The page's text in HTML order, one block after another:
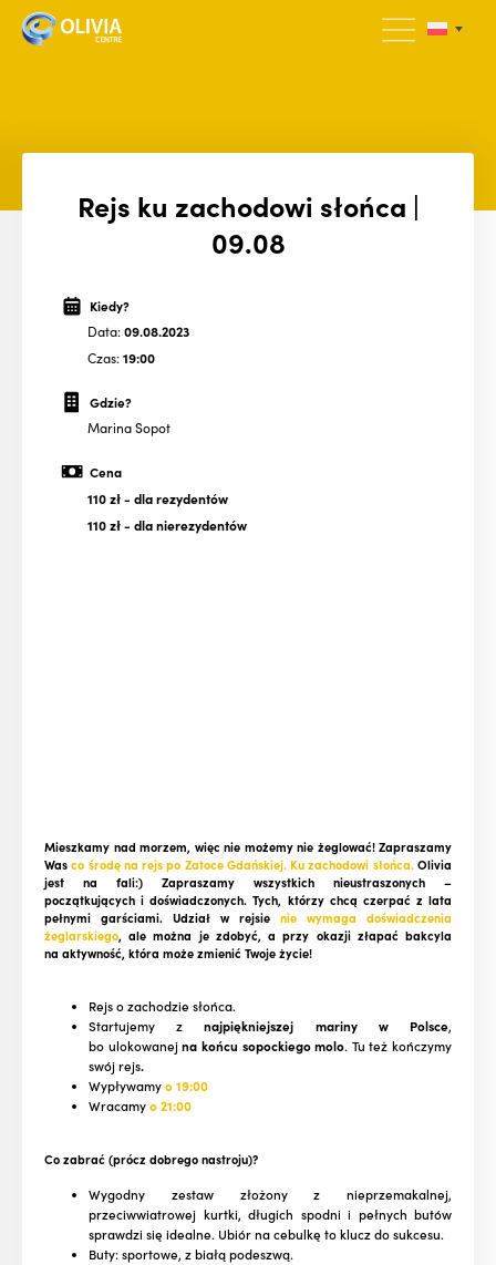
Rejs ku zachodowi słońca |
09.08
Kiedy?
Data:09.08.2023
Czas:19:00
Gdzie?
Marina Sopot
Cena
110 zł- dla rezydentów
110 zł- dla nierezydentów
Mieszkamy nad morzem, więc nie możemy nie żeglować! Zapraszamy
Wasco środę na rejs po Zatoce Gdańskiej. Ku zachodowi słońca.Olivia
jest na fali:) Zapraszamy wszystkich nieustraszonych –
początkujących i doświadczonych. Tych, którzy chcą czerpać z lata
pełnymi garściami. Udział w rejsie nie wymaga doświadczenia
żeglarskiego, ale można je zdobyć, a przy okazji złapać bakcyla
na aktywność, która może zmienić Twoje życie!
Rejs o zachodzie słońca.
Startujemy znajpiękniejszej mariny w Polsce,
bo ulokowanejna końcu sopockiego molo. Tu też kończymy
swój rejs.
Wypływamyo 19:00
Wracamyo 21:00
Co zabrać (prócz dobrego nastroju)?
Wygodny zestaw złożony z nieprzemakalnej,
przeciwwiatrowej kurtki, długich spodni i pełnych butów
sprawdzi się idealne. Ubiór na cebulkę to klucz do sukcesu.
Buty: sportowe, z białą podeszwą.